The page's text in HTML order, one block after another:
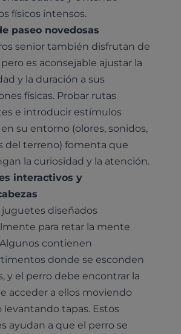
físicos intensos.
paseo novedosas
senior también disfrutan de
pero es aconsejable ajustar la
y la duración a sus
físicas. Probar rutas
e introducir estímulos
su entorno (olores, sonidos,
del terreno) fomenta que
la curiosidad y la atención.
interactivos y
juguetes diseñados
para retar la mente
contienen
donde se esconden
y el perro debe encontrar la
acceder a ellos moviendo
levantando tapas. Estos
ayudan a que el perro se